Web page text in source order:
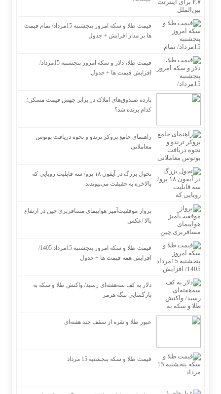
قیمت طلا و سکه امروز پنجشنبه 15مرداد/ تمام قیمت
ها بر مدار افزایش + جدول
قیمت طلا، دلار و سکه امروز پنجشنبه 15مرداد/
افزایش قیمت ها + جدول
بازده صندوق‌های املاک در برابر جهش قیمت مسکن؛
کدام برنده شد؟
راهنمای جامع بروکر ترندو و نحوه دریافت بونوس
معاملاتی
تحول بزرگ در آیفون ۱۸ پرو/ سه قابلیت رویایی که
بالاخره به حقیقت می‌پیوندند
پرواز موفقیت‌آمیز هواپیمای مسافربری چین در ارتفاع
بالا /عکس
قیمت طلا و سکه امروز پنجشنبه 15مرداد 1405/
افزایش همه قیمت ها + جدول
دلار به کف سه‌هفته‌ای رسید/ واکنش طلا و سکه به
بازگشایی تنگه هرمز
عبور طلا و نقره از سقف چند هفته‌ای
قیمت طلا و سکه پنجشنبه 15 مرداد